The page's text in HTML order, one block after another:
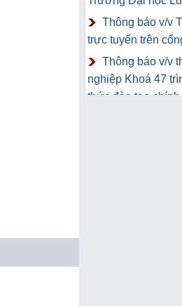
Thông báo v/v
trực tuyến trên
Thông báo v/v
nghiệp Khoá 47
thức đào tạo